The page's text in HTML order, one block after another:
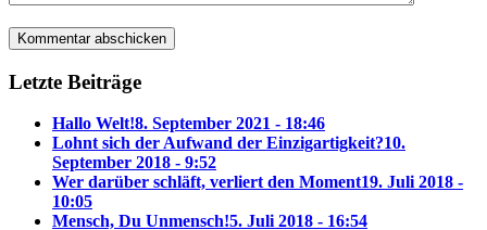
Letzte Beiträge
Hallo Welt!8. September 2021 - 18:46
Lohnt sich der Aufwand der Einzigartigkeit?10.
September 2018 - 9:52
Wer darüber schläft, verliert den Moment19. Juli 2018 -
10:05
Mensch, Du Unmensch!5. Juli 2018 - 16:54